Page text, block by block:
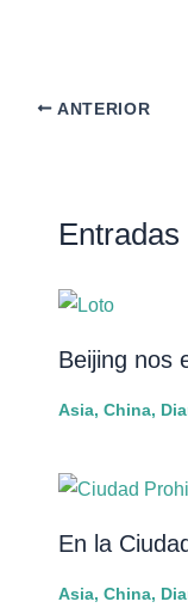
ANTERIOR
Beijing nos
Asia, China,
En la
Asia, China,